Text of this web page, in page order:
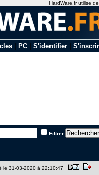
| PC| S'identifier|
Filtrer
le 31-03-2020 à 22:10:47
HardWare.fr utilise